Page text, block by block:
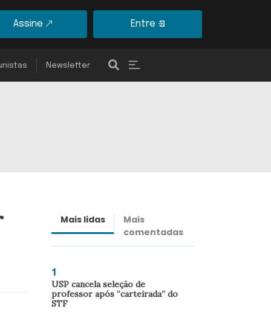
Assine Entre
Newsletter
Mais lidas
Mais
comentadas
1
USP cancela seleção de
professor após “carteirada” do
STF